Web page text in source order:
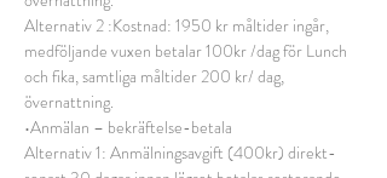
Alternativ 2 :Kostnad: 1950 kr måltider ingår,
medföljande vuxen betalar 100kr /dag för Lunch
och fika, samtliga måltider 200 kr/ dag,
övernattning.
•Anmälan – bekräftelse-betala
Alternativ 1: Anmälningsavgift (400kr) direkt-